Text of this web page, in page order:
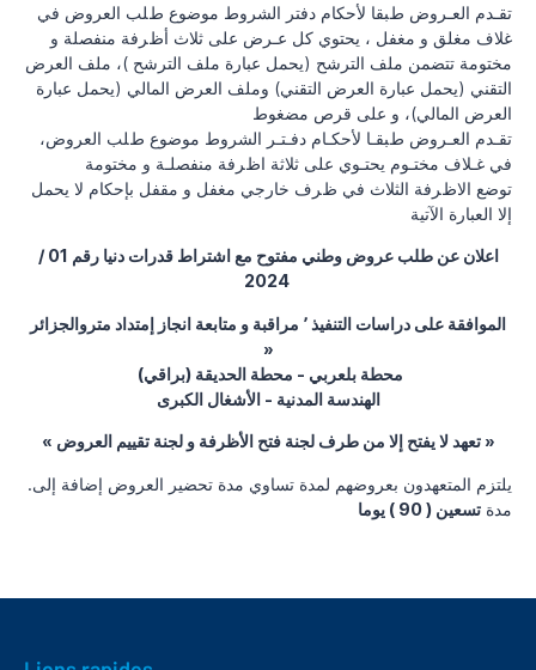
ﺗﻘـﺪم اﻟﻌـﺮوض طﺒﻘﺎ ﻷﺣﻜﺎم دﻓﺘﺮ اﻟﺸﺮوط ﻣﻮﺿﻮع طﻠﺐ اﻟﻌﺮوض ﻓﻲ
ﻏﻼف ﻣﻐﻠﻖ و ﻣﻐﻔﻞ ، ﯾﺤﺘﻮي ﻛﻞ ﻋـﺮض ﻋﻠﻰ ﺛﻼث أظﺮﻓﺔ ﻣﻨﻔﺼﻠﺔ و
ﻣﺨﺘﻮﻣﺔ ﺗﺘﻀﻤﻦ ﻣﻠﻒ اﻟﺘﺮﺷﺢ (ﯾﺤﻤﻞ ﻋﺒﺎرة ﻣﻠﻒ اﻟﺘﺮﺷﺢ )، ﻣﻠﻒ اﻟﻌﺮض
اﻟﺘﻘﻨﻲ (ﯾﺤﻤﻞ ﻋﺒﺎرة اﻟﻌﺮض اﻟﺘﻘﻨﻲ) وﻣﻠﻒ اﻟﻌﺮض اﻟﻤﺎﻟﻲ (ﯾﺤﻤﻞ ﻋﺒﺎرة
اﻟﻌﺮض اﻟﻤﺎﻟﻲ)، و ﻋﻠﻰ ﻗﺮص ﻣﻀﻐﻮط
ﺗﻘـﺪم اﻟﻌـﺮوض طﺒﻘـﺎ ﻷﺣﻜـﺎم دﻓـﺘـﺮ اﻟﺸﺮوط ﻣﻮﺿﻮع طﻠﺐ اﻟﻌﺮوض،
ﻓﻲ ﻏـﻼف ﻣﺨﺘـﻮم ﯾﺤﺘـﻮي ﻋﻠﻰ ﺛﻼﺛﺔ اظﺮﻓﺔ ﻣﻨﻔﺼﻠـﺔ و ﻣﺨﺘﻮﻣﺔ
ﺗﻮﺿﻊ اﻻظﺮﻓﺔ اﻟﺜﻼث ﻓﻲ ظﺮف ﺧﺎرﺟﻲ ﻣﻐﻔﻞ و ﻣﻘﻔﻞ ﺑﺈﺣﻜﺎم ﻻ ﯾﺤﻤﻞ
إﻻ اﻟﻌﺒﺎرة اﻵﺗﯿﺔ
اعلان عن طلب عروض وطني مفتوح مع اشتراط قدرات دنيا رقم 01 /
2024
الموافقة على دراسات التنفيذ ٬ مراقبة و متابعة انجاز إمتداد متروالجزائر
»
محطة بلعربي - محطة الحديقة (براقي)
الهندسة المدنية - الأشغال الكبرى
« تعهد لا يفتح إلا من طرف لجنة فتح الأظرفة و لجنة تقييم العروض »
.يلتزم المتعهدون بعروضهم لمدة تساوي مدة تحضير العروض إضافة إلى
مدة تسعين ( 90 ) يوما